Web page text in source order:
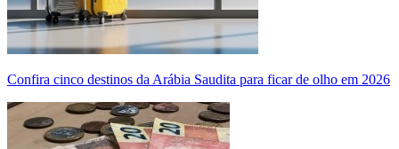
Confira cinco destinos da Arábia Saudita para ficar de olho em 2026